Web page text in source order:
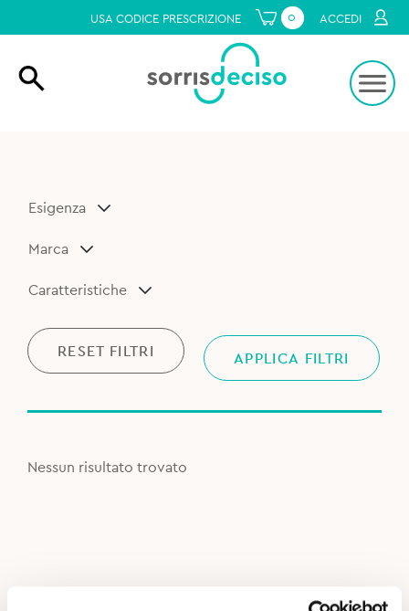
USA CODICE PRESCRIZIONE 0 ACCEDI
Esigenza
Marca
Caratteristiche
RESET FILTRI APPLICA FILTRI
Nessun risultato trovato